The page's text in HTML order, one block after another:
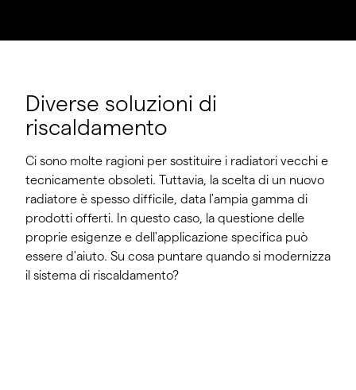
Diverse soluzioni di
riscaldamento
Ci sono molte ragioni per sostituire i radiatori vecchi e
tecnicamente obsoleti. Tuttavia, la scelta di un nuovo
radiatore è spesso difficile, data l'ampia gamma di
prodotti offerti. In questo caso, la questione delle
proprie esigenze e dell'applicazione specifica può
essere d'aiuto. Su cosa puntare quando si modernizza
il sistema di riscaldamento?